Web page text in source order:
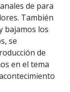
de para
También
bajamos los
se
de
en el tema